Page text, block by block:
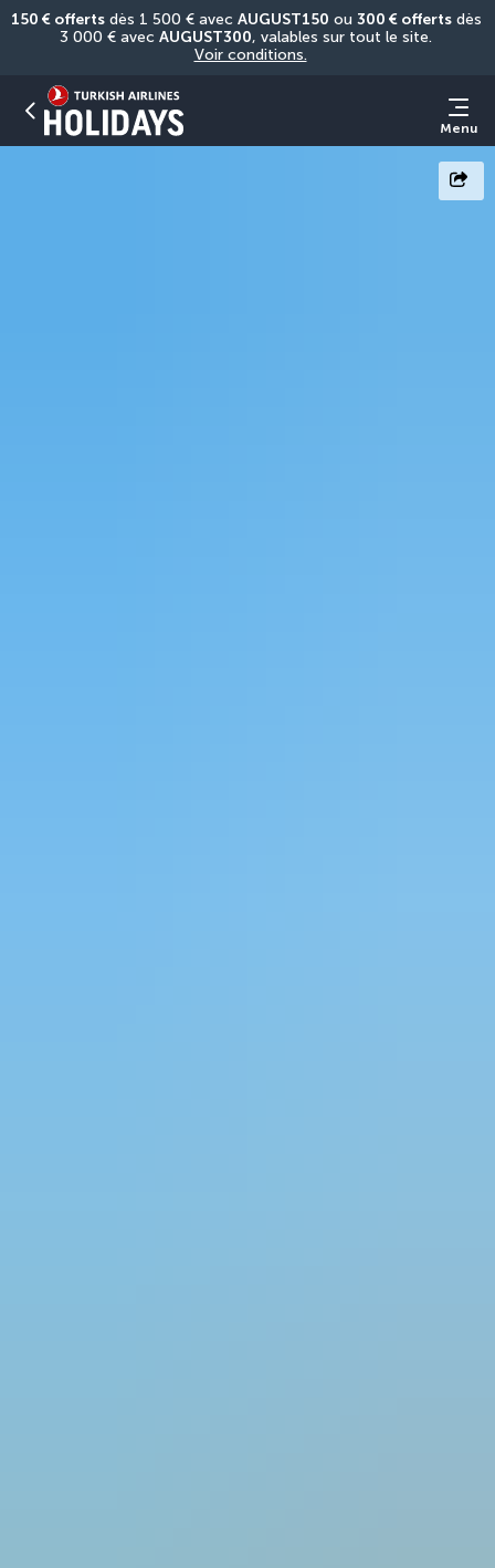
150 € offerts dès 1 500 € avec AUGUST150 ou 300 € offerts dès
3 000 € avec AUGUST300
Voir conditions.
Menu